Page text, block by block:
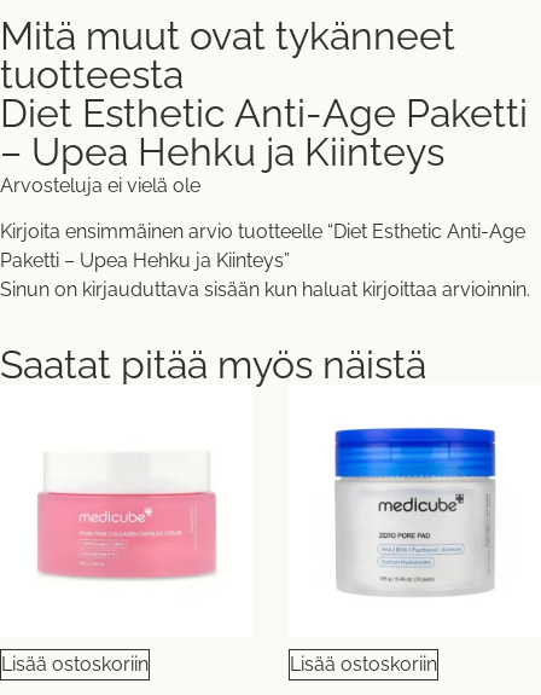
Mitä muut ovat tykänneet
tuotteesta
Diet Esthetic Anti-Age Paketti
– Upea Hehku ja Kiinteys
Arvosteluja ei vielä ole
Kirjoita ensimmäinen arvio tuotteelle “Diet Esthetic Anti-Age
Paketti – Upea Hehku ja Kiinteys”
Sinun on kirjauduttava sisään kun haluat kirjoittaa arvioinnin.
Saatat pitää myös näistä
Lisää ostoskoriin Lisää ostoskoriin